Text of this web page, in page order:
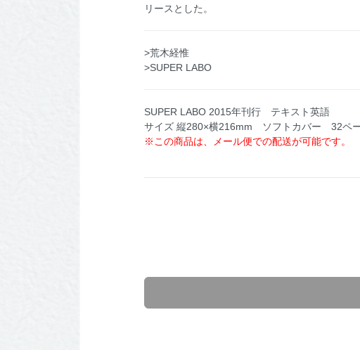
リースとした。
>荒木経惟
>SUPER LABO
SUPER LABO 2015年刊行 テキスト英語
サイズ 縦280×横216mm ソフトカバー 32ペ
※この商品は、メール便での配送が可能です。